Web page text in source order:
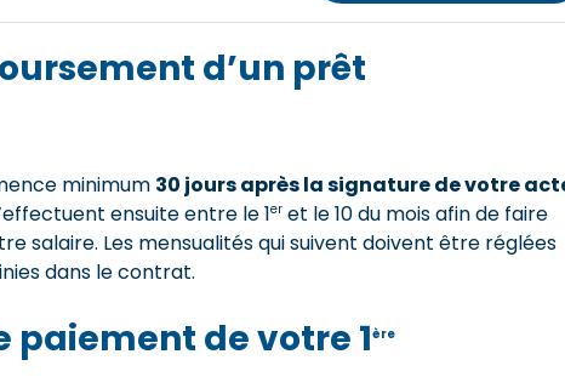
d’un prêt
minimum 30 jours après la signature de votre
ensuite entre le 1er et le 10 du mois afin de faire
salaire. Les mensualités qui suivent doivent être réglées
dans le contrat.
de votre 1ère